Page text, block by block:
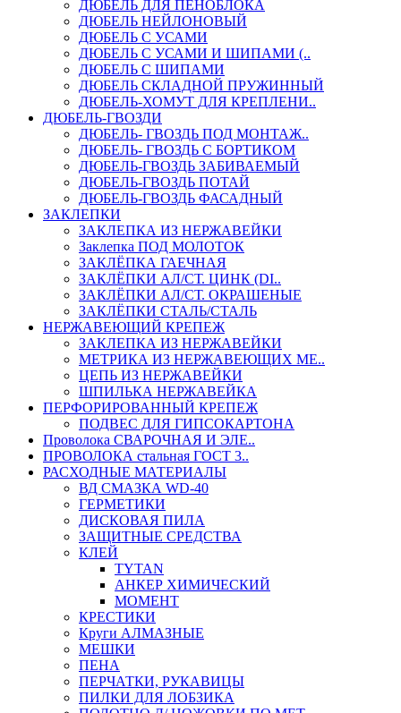
ДЮБЕЛЬ ДЛЯ ПЕНОБЛОКА
ДЮБЕЛЬ НЕЙЛОНОВЫЙ
ДЮБЕЛЬ С УСАМИ
ДЮБЕЛЬ С УСАМИ И ШИПАМИ (..
ДЮБЕЛЬ С ШИПАМИ
ДЮБЕЛЬ СКЛАДНОЙ ПРУЖИННЫЙ
ДЮБЕЛЬ-ХОМУТ ДЛЯ КРЕПЛЕНИ..
ДЮБЕЛЬ-ГВОЗДИ
ДЮБЕЛЬ- ГВОЗДЬ ПОД МОНТАЖ..
ДЮБЕЛЬ- ГВОЗДЬ С БОРТИКОМ
ДЮБЕЛЬ-ГВОЗДЬ ЗАБИВАЕМЫЙ
ДЮБЕЛЬ-ГВОЗДЬ ПОТАЙ
ДЮБЕЛЬ-ГВОЗДЬ ФАСАДНЫЙ
ЗАКЛЕПКИ
ЗАКЛЕПКА ИЗ НЕРЖАВЕЙКИ
Заклепка ПОД МОЛОТОК
ЗАКЛЁПКА ГАЕЧНАЯ
ЗАКЛЁПКИ АЛ/СТ. ЦИНК (DI..
ЗАКЛЁПКИ АЛ/СТ. ОКРАШЕНЫЕ
ЗАКЛЁПКИ СТАЛЬ/СТАЛЬ
НЕРЖАВЕЮЩИЙ КРЕПЕЖ
ЗАКЛЕПКА ИЗ НЕРЖАВЕЙКИ
МЕТРИКА ИЗ НЕРЖАВЕЮЩИХ МЕ..
ЦЕПЬ ИЗ НЕРЖАВЕЙКИ
ШПИЛЬКА НЕРЖАВЕЙКА
ПЕРФОРИРОВАННЫЙ КРЕПЕЖ
ПОДВЕС ДЛЯ ГИПСОКАРТОНА
Проволока СВАРОЧНАЯ И ЭЛЕ..
ПРОВОЛОКА стальная ГОСТ 3..
РАСХОДНЫЕ МАТЕРИАЛЫ
ВД СМАЗКА WD-40
ГЕРМЕТИКИ
ДИСКОВАЯ ПИЛА
ЗАЩИТНЫЕ СРЕДСТВА
КЛЕЙ
TYTAN
АНКЕР ХИМИЧЕСКИЙ
МОМЕНТ
КРЕСТИКИ
Круги АЛМАЗНЫЕ
МЕШКИ
ПЕНА
ПЕРЧАТКИ, РУКАВИЦЫ
ПИЛКИ ДЛЯ ЛОБЗИКА